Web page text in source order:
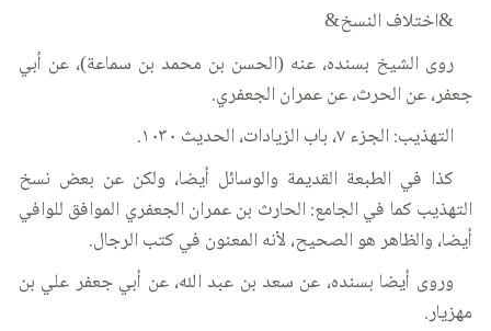
&اختلاف النسخ&
روى الشيخ بسنده، عنه (الحسن بن محمد بن سماعة)، عن أبي
جعفر، عن الحرث، عن عمران الجعفري.
التهذيب: الجزء ٧، باب الزيادات، الحديث ١٠٣٠.
كذا في الطبعة القديمة والوسائل أيضا، ولكن عن بعض نسخ
التهذيب كما في الجامع: الحارث بن عمران الجعفري الموافق للوافي
أيضا، والظاهر هو الصحيح، لأنه المعنون في كتب الرجال.
وروى أيضا بسنده، عن سعد بن عبد الله، عن أبي جعفر علي بن
مهزيار.